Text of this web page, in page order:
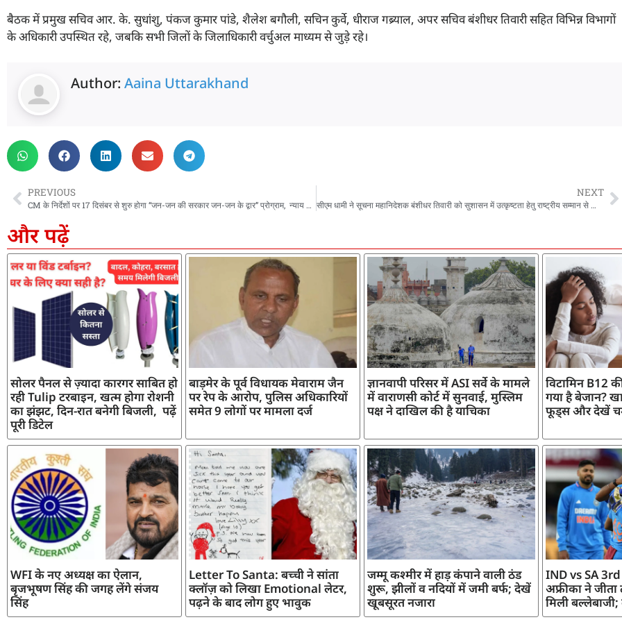
बैठक में प्रमुख सचिव आर. के. सुधांशु, पंकज कुमार पांडे, शैलेश बगौली, सचिन कुर्वे, धीराज गब्र्याल, अपर सचिव बंशीधर तिवारी सहित विभिन्न विभागों
के अधिकारी उपस्थित रहे, जबकि सभी जिलों के जिलाधिकारी वर्चुअल माध्यम से जुड़े रहे।
Author: Aaina Uttarakhand
PREVIOUS
CM के निर्देशों पर 17 दिसंबर से शुरु होगा “जन-जन की सरकार जन-जन के द्वार” प्रोग्राम, न्याय पंचायत स्तर पर 45 दिन चलेगा प्रोग्राम
NEXT
सीएम धामी ने सूचना महानिदेशक बंशीधर तिवारी को सुशासन में उत्कृष्टता हेतु राष्ट्रीय सम्मान से किया सम्मानित
और पढ़ें
सोलर पैनल से ज़्यादा कारगर साबित हो
रही Tulip टरबाइन, खत्म होगा रोशनी
का झंझट, दिन-रात बनेगी बिजली, पढ़ें
पूरी डिटेल
बाड़मेर के पूर्व विधायक मेवाराम जैन
पर रेप के आरोप, पुलिस अधिकारियों
समेत 9 लोगों पर मामला दर्ज
ज्ञानवापी परिसर में ASI सर्वे के मामले
में वाराणसी कोर्ट में सुनवाई, मुस्लिम
पक्ष ने दाखिल की है याचिका
विटामिन B12
गया है बेजान?
फूड्स और देखें
WFI के नए अध्यक्ष का ऐलान,
बृजभूषण सिंह की जगह लेंगे संजय
सिंह
Letter To Santa: बच्ची ने सांता
क्लॉज़ को लिखा Emotional लेटर,
पढ़ने के बाद लोग हुए भावुक
जम्मू कश्मीर में हाड़ कंपाने वाली ठंड
शुरू, झीलों व नदियों में जमी बर्फ; देखें
खूबसूरत नजारा
IND vs SA
अफ्रीका ने
मिली